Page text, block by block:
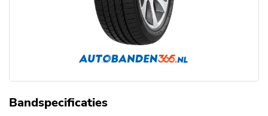
Bandspecificaties